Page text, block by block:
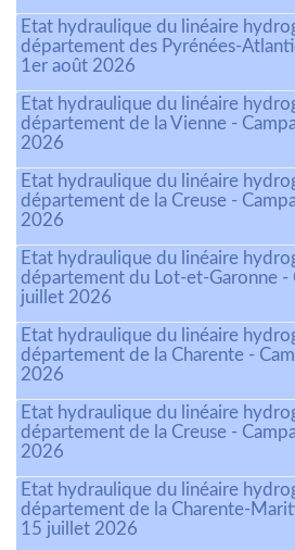
Etat hydraulique du linéaire
département des Pyrénées-
1er août 2026
Etat hydraulique du linéaire
département de la Vienne -
2026
Etat hydraulique du linéaire
département de la Creuse -
2026
Etat hydraulique du linéaire
département du Lot-et-Garonne -
juillet 2026
Etat hydraulique du linéaire
département de la Charente -
2026
Etat hydraulique du linéaire
département de la Creuse -
2026
Etat hydraulique du linéaire
département de la Charente-
15 juillet 2026